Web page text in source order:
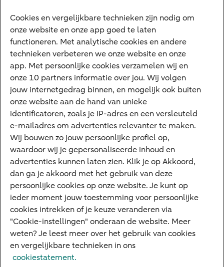
Digitale diensten
Internet Bankieren
ABN AMRO app
Tikkie
Apple Pay
Google Pay
Veilig bankieren
Meest gezocht
Hypotheek berekenen
E.dentifier
Jaaroverzicht
Rood staan
Over ABN AMRO
Cookies en vergelijkbare technieken zijn nodig om
onze website en onze app goed te laten
functioneren. Met analytische cookies en andere
technieken verbeteren we onze website en onze
app. Met persoonlijke cookies verzamelen wij en
onze 10 partners informatie over jou. Wij volgen
jouw internetgedrag binnen, en mogelijk ook buiten
onze website aan de hand van unieke
identificatoren, zoals je IP-adres en een versleuteld
e-mailadres om advertenties relevanter te maken.
Wij bouwen zo jouw persoonlijke profiel op,
waardoor wij je gepersonaliseerde inhoud en
advertenties kunnen laten zien. Klik je op Akkoord,
dan ga je akkoord met het gebruik van deze
persoonlijke cookies op onze website. Je kunt op
ieder moment jouw toestemming voor persoonlijke
cookies intrekken of je keuze veranderen via
"Cookie-instellingen" onderaan de website. Meer
weten? Je leest meer over het gebruik van cookies
en vergelijkbare technieken in ons
cookiestatement.